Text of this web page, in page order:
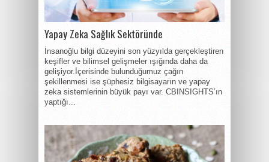
Yapay Zeka Sağlık Sektöründe
İnsanoğlu bilgi düzeyini son yüzyılda gerçekleştiren
keşifler ve bilimsel gelişmeler ışığında daha da
gelişiyor.İçerisinde bulunduğumuz çağın
şekillenmesi ise şüphesiz bilgisayarın ve yapay
zeka sistemlerinin büyük payı var. CBINSIGHTS’ın
yaptığı...